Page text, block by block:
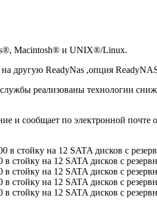
Macintosh® и UNIX®/Linux.
другую ReadyNas ,опция
реализованы технологии
и сообщает по электронной почте
стойку на 12 SATA дисков с
стойку на 12 SATA дисков с
стойку на 12 SATA дисков с
стойку на 12 SATA дисков с
стойку на 12 SATA дисков с